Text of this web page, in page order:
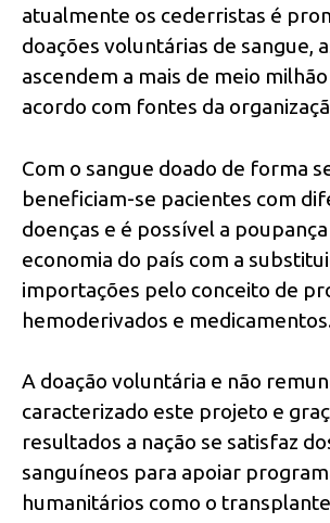
atualmente os cederristas é
doações voluntárias de sangue,
ascendem a mais de meio
acordo com fontes da
Com o sangue doado de forma
beneficiam-se pacientes com
doenças e é possível a
economia do país com a
importações pelo conceito de
hemoderivados e
A doação voluntária e não
caracterizado este projeto e
resultados a nação se satisfaz
sanguíneos para apoiar
humanitários como o